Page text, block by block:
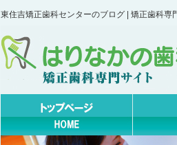
東住吉矯正歯科センターのブログ | 矯正歯科専